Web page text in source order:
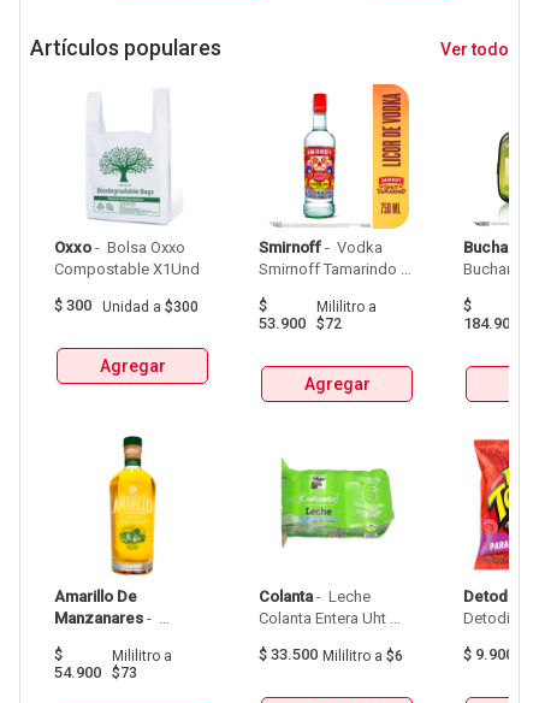
Artículos populares Ver todo
Oxxo - Bolsa Oxxo
$ 300 Unidad a $300
Agregar
Amarillo De
Manzanares -
De Manzanares
$
54.900
Mililitroa
$73
Smirnoff - Vodka
Smirnoff Tamarindo
$
53.900
Mililitroa
$72
Agregar
Colanta - Leche
Colanta Entera Uht
$ 33.500 Mililitro a $6
$
184.900
Detodito
$ 9.900